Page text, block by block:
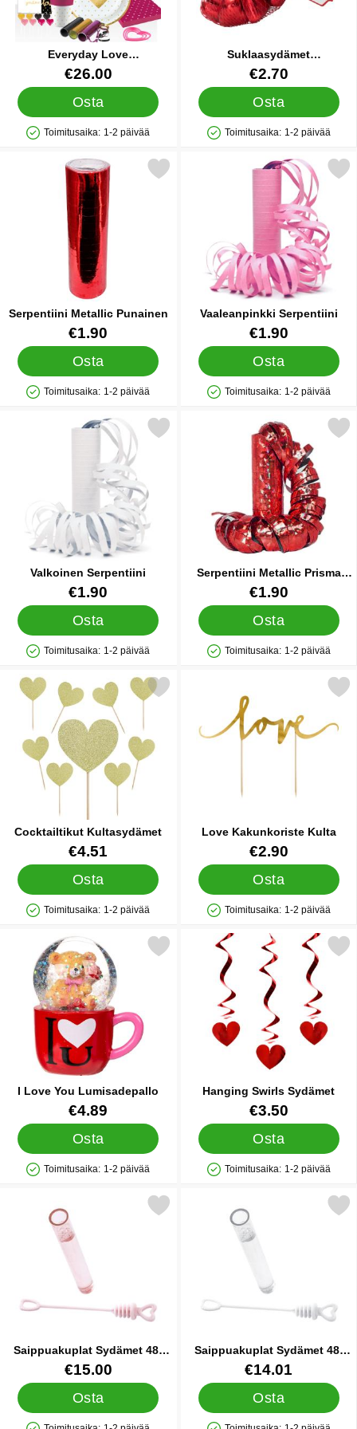
Everyday Love
Synttäripakkaus
Tuote.nro 20786
€26.00
Osta
Saatavuus: Varastossa
Toimitusaika: 1-2 päivää
Suklaasydämet
Verkkopussissa
Tuote.nro 14631
€2.70
Osta
Saatavuus: Varastossa
Toimitusaika: 1-2 päivää
Serpentiini Metallic Punainen
Tuote.nro 9761€1.90
Osta
Saatavuus: Varastossa
Toimitusaika: 1-2 päivää
Merkitse serpentiini Metallic Punainen suosikiksi
Vaaleanpinkki Serpentiini
Tuote.nro 12509
€1.90
Osta
Saatavuus: Varastossa
Toimitusaika: 1-2 päivää
Merkitse vaaleanpinkki
Valkoinen Serpentiini
Tuote.nro 12511
€1.90
Osta
Saatavuus: Varastossa
Toimitusaika: 1-2 päivää
Merkitse valkoinen Serpentiini suosikiksi
Serpentiini Metallic Prisma
Punainen
Tuote.nro 9766€1.90
Osta
Saatavuus: Varastossa
Toimitusaika: 1-2 päivää
Merkitse serpentiini Metallic
Cocktailtikut Kultasydämet
Tuote.nro 14033
€4.51
Osta
Saatavuus: Varastossa
Toimitusaika: 1-2 päivää
Merkitse cocktailtikut Kultasydämet suosikiksi
Love Kakunkoriste Kulta
Tuote.nro 26025
€2.90
Osta
Saatavuus: Varastossa
Toimitusaika: 1-2 päivää
Merkitse love
I Love You Lumisadepallo
Tuote.nro 25631
€4.89
Osta
Saatavuus: Varastossa
Toimitusaika: 1-2 päivää
Merkitse i Love You Lumisadepallo suosikiksi
Hanging Swirls Sydämet
Tuote.nro 26031
€3.50
Osta
Saatavuus: Varastossa
Toimitusaika: 1-2 päivää
Merkitse hanging Swirls
Saippuakuplat Sydämet 48-
pakkaus Vaaleanpunainen
Tuote.nro 28764
€15.00
Osta
Sydämet 48-pakkaus Vaaleanpunainen
Saippuakuplat Sydämet 48-
pakkaus Valkoinen
Tuote.nro 28765€14.01
Osta
Merkitse saippuakuplat Sydämet